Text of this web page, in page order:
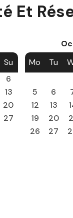
Et
Su
6
13
20
27
Mo
Tu
5
6
12
13
19
20
26
27